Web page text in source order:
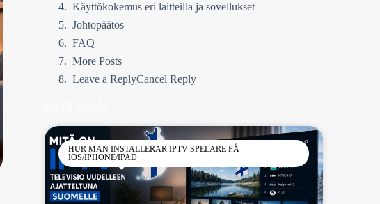
Käyttökokemus eri laitteilla ja sovellukset
Johtopäätös
FAQ
More Posts
Leave a ReplyCancel Reply
HUR MAN INSTALLERAR IPTV-SPELARE PÅ
IOS/IPHONE/IPAD